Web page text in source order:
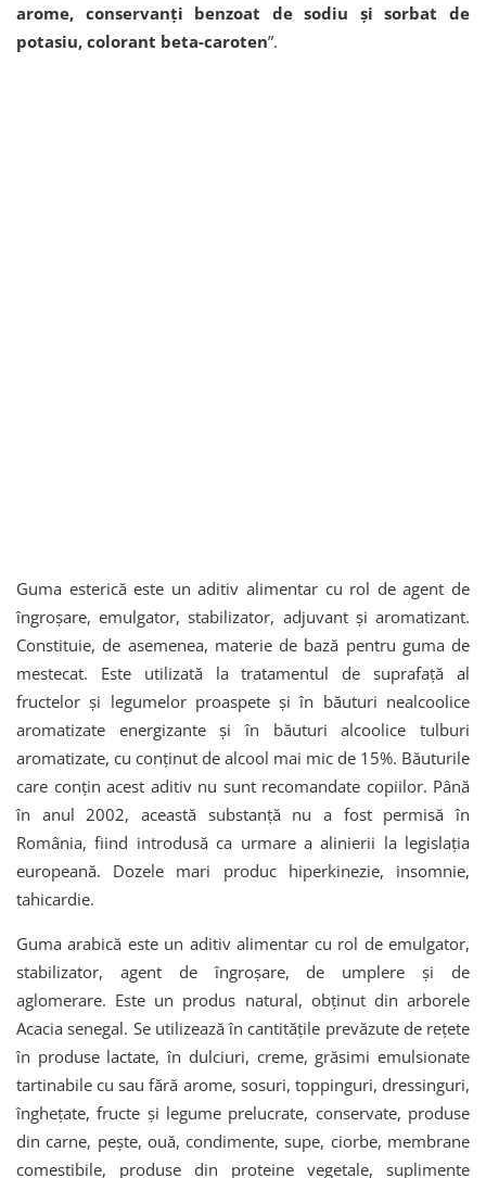
arome, conservanți benzoat de sodiu și sorbat de
potasiu, colorant beta-caroten”.
Guma esterică este un aditiv alimentar cu rol de agent de
îngroşare, emulgator, stabilizator, adjuvant şi aromatizant.
Constituie, de asemenea, materie de bază pentru guma de
mestecat. Este utilizată la tratamentul de suprafaţă al
fructelor şi legumelor proaspete şi în băuturi nealcoolice
aromatizate energizante şi în băuturi alcoolice tulburi
aromatizate, cu conţinut de alcool mai mic de 15%. Băuturile
care conţin acest aditiv nu sunt recomandate copiilor. Până
în anul 2002, această substanţă nu a fost permisă în
România, fiind introdusă ca urmare a alinierii la legislaţia
europeană. Dozele mari produc hiperkinezie, insomnie,
tahicardie.
Guma arabică este un aditiv alimentar cu rol de emulgator,
stabilizator, agent de îngroşare, de umplere şi de
aglomerare. Este un produs natural, obţinut din arborele
Acacia senegal. Se utilizează în cantităţile prevăzute de reţete
în produse lactate, în dulciuri, creme, grăsimi emulsionate
tartinabile cu sau fără arome, sosuri, toppinguri, dressinguri,
îngheţate, fructe şi legume prelucrate, conservate, produse
din carne, peşte, ouă, condimente, supe, ciorbe, membrane
comestibile, produse din proteine vegetale, suplimente